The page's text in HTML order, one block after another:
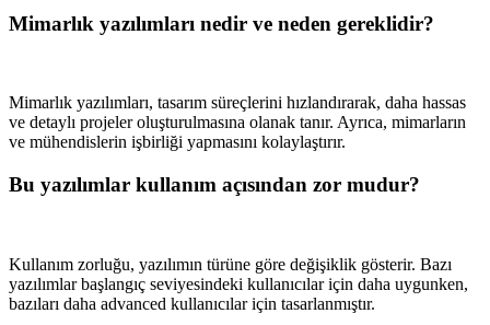
Mimarlık yazılımları nedir ve neden gereklidir?
Mimarlık yazılımları, tasarım süreçlerini hızlandırarak, daha hassas
ve detaylı projeler oluşturulmasına olanak tanır. Ayrıca, mimarların
ve mühendislerin işbirliği yapmasını kolaylaştırır.
Bu yazılımlar kullanım açısından zor mudur?
Kullanım zorluğu, yazılımın türüne göre değişiklik gösterir. Bazı
yazılımlar başlangıç seviyesindeki kullanıcılar için daha uygunken,
bazıları daha advanced kullanıcılar için tasarlanmıştır.